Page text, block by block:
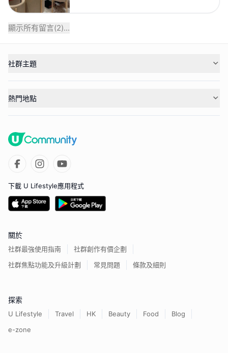
顯示所有留言(2)...
社群主題
熱門地點
下載 U Lifestyle應用程式
關於
社群最強使用指南
社群創作有價企劃
社群焦點功能及升級計劃
常見問題 條款及細則
探索
U Lifestyle Travel HK Beauty Food
Blog
e-zone